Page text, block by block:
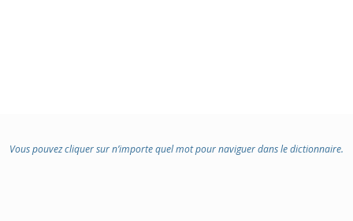
Vous pouvez cliquer sur n’importe quel mot pour naviguer dans le dictionnaire.